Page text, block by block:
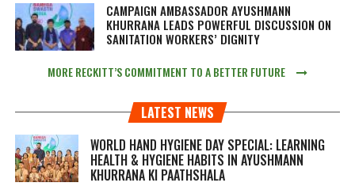
CAMPAIGN AMBASSADOR AYUSHMANN
KHURRANA LEADS POWERFUL DISCUSSION ON
SANITATION WORKERS’ DIGNITY
MORE RECKITT’S COMMITMENT TO A BETTER FUTURE
LATEST NEWS
WORLD HAND HYGIENE DAY SPECIAL: LEARNING
HEALTH & HYGIENE HABITS IN AYUSHMANN
KHURRANA KI PAATHSHALA